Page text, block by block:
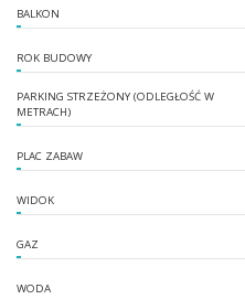
BALKON
ROK BUDOWY
PARKING STRZEŻONY (ODLEGŁOŚĆ W
METRACH)
PLAC ZABAW
WIDOK
GAZ
WODA